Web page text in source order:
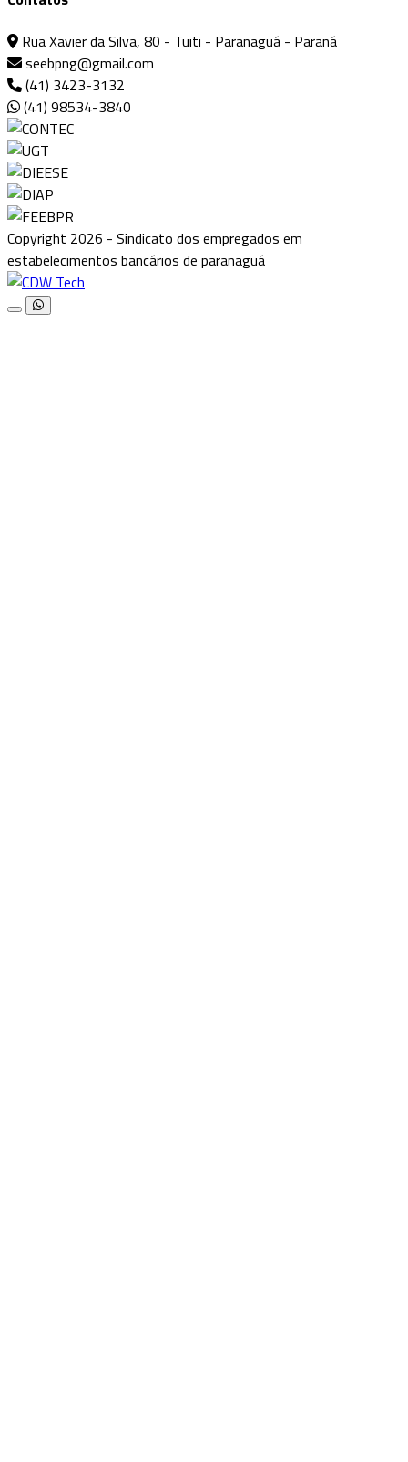
Rua Xavier da Silva, 80 - Tuiti - Paranaguá - Paraná
seebpng@gmail.com
(41) 3423-3132
(41) 98534-3840
Copyright 2026 - Sindicato dos empregados em
estabelecimentos bancários de paranaguá